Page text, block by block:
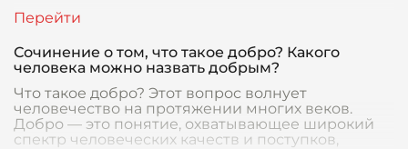
Сочинение о том, что такое добро? Какого
человека можно назвать добрым?
Что такое добро? Этот вопрос волнует
человечество на протяжении многих веков.
Добро — это понятие, охватывающее широкий
спектр человеческих качеств и поступков,